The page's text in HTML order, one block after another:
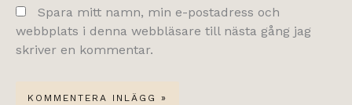
Spara mitt namn, min e-postadress och
webbplats i denna webbläsare till nästa gång jag
skriver en kommentar.